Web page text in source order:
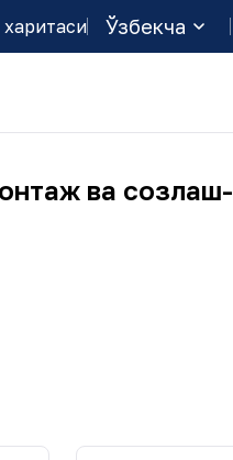
харитаси Ўзбекча
ва созлаш-